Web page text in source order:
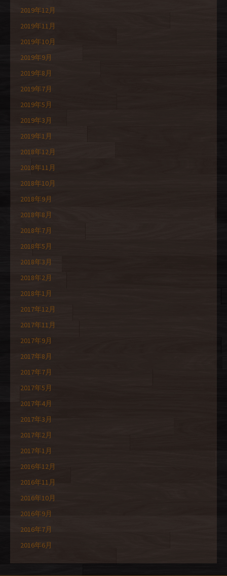
2019年12月
2019年11月
2019年10月
2019年9月
2019年8月
2019年7月
2019年5月
2019年3月
2019年1月
2018年12月
2018年11月
2018年10月
2018年9月
2018年8月
2018年7月
2018年5月
2018年3月
2018年2月
2018年1月
2017年12月
2017年11月
2017年9月
2017年8月
2017年7月
2017年5月
2017年4月
2017年3月
2017年2月
2017年1月
2016年12月
2016年11月
2016年10月
2016年9月
2016年7月
2016年6月